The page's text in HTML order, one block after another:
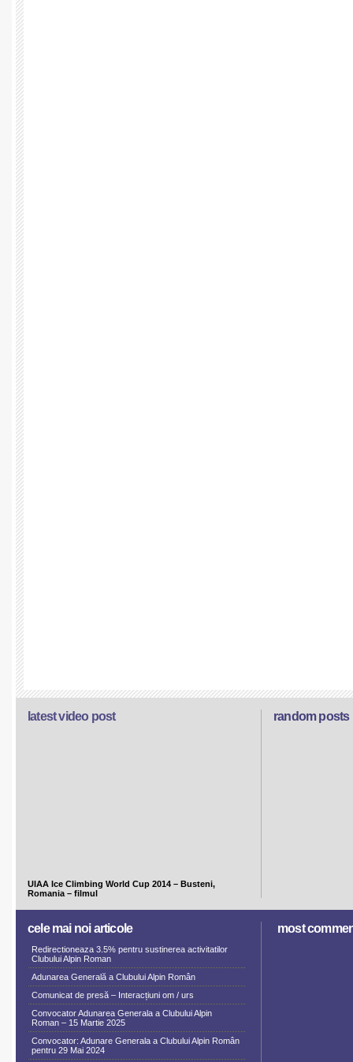
random posts
latest video post
UIAA Ice Climbing World Cup 2014 – Busteni,
Romania – filmul
cele mai noi articole
Redirectioneaza 3.5% pentru sustinerea activitatilor
Clubului Alpin Roman
Adunarea Generală a Clubului Alpin Român
Comunicat de presă – Interacțiuni om / urs
Convocator Adunarea Generala a Clubului Alpin
Roman – 15 Martie 2025
Convocator: Adunare Generala a Clubului Alpin Român
pentru 29 Mai 2024
most